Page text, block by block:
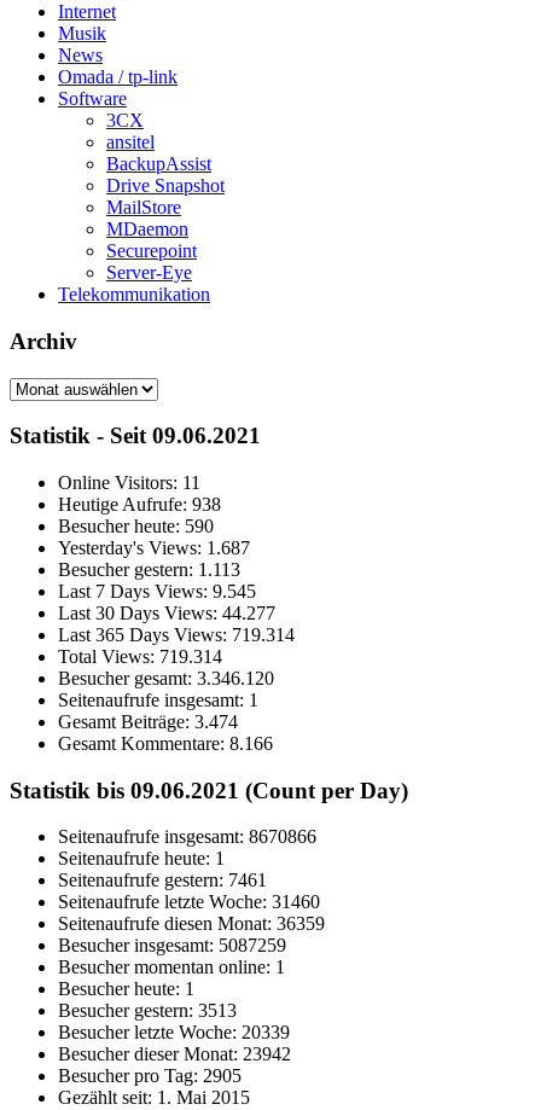
Internet
Musik
News
Omada / tp-link
Software
3CX
ansitel
BackupAssist
Drive Snapshot
MailStore
MDaemon
Securepoint
Server-Eye
Telekommunikation
Archiv
Archiv
Statistik - Seit 09.06.2021
Online Visitors: 11
Heutige Aufrufe: 938
Besucher heute: 590
Yesterday's Views: 1.687
Besucher gestern: 1.113
Last 7 Days Views: 9.545
Last 30 Days Views: 44.277
Last 365 Days Views: 719.314
Total Views: 719.314
Besucher gesamt: 3.346.120
Seitenaufrufe insgesamt: 1
Gesamt Beiträge: 3.474
Gesamt Kommentare: 8.166
Statistik bis 09.06.2021 (Count per Day)
Seitenaufrufe insgesamt: 8670866
Seitenaufrufe heute: 1
Seitenaufrufe gestern: 7461
Seitenaufrufe letzte Woche: 31460
Seitenaufrufe diesen Monat: 36359
Besucher insgesamt: 5087259
Besucher momentan online: 1
Besucher heute: 1
Besucher gestern: 3513
Besucher letzte Woche: 20339
Besucher dieser Monat: 23942
Besucher pro Tag: 2905
Gezählt seit: 1. Mai 2015